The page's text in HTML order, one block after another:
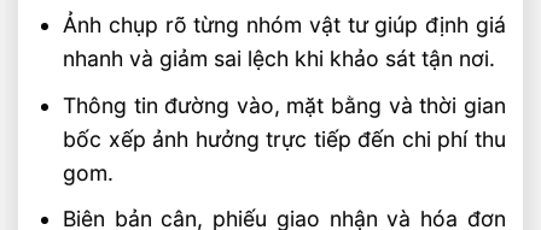
Ảnh chụp rõ từng nhóm vật tư giúp định giá
nhanh và giảm sai lệch khi khảo sát tận nơi.
Thông tin đường vào, mặt bằng và thời gian
bốc xếp ảnh hưởng trực tiếp đến chi phí thu
gom.
Biên bản cân, phiếu giao nhận và hóa đơn